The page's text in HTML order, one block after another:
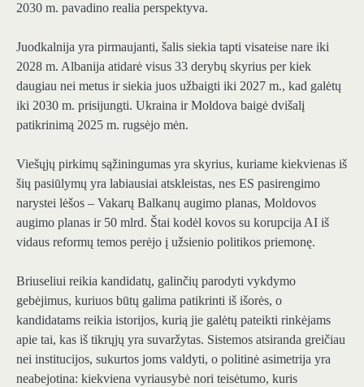
2030 m. pavadino realia perspektyva.
Juodkalnija yra pirmaujanti, šalis siekia tapti visateise nare iki
2028 m. Albanija atidarė visus 33 derybų skyrius per kiek
daugiau nei metus ir siekia juos užbaigti iki 2027 m., kad galėtų
iki 2030 m. prisijungti. Ukraina ir Moldova baigė dvišalį
patikrinimą 2025 m. rugsėjo mėn.
Viešųjų pirkimų sąžiningumas yra skyrius, kuriame kiekvienas iš
šių pasiūlymų yra labiausiai atskleistas, nes ES pasirengimo
narystei lėšos – Vakarų Balkanų augimo planas, Moldovos
augimo planas ir 50 mlrd. Štai kodėl kovos su korupcija AI iš
vidaus reformų temos perėjo į užsienio politikos priemonę.
Briuseliui reikia kandidatų, galinčių parodyti vykdymo
gebėjimus, kuriuos būtų galima patikrinti iš išorės, o
kandidatams reikia istorijos, kurią jie galėtų pateikti rinkėjams
apie tai, kas iš tikrųjų yra suvaržytas. Sistemos atsiranda greičiau
nei institucijos, sukurtos joms valdyti, o politinė asimetrija yra
neabejotina: kiekviena vyriausybė nori teisėtumo, kuris